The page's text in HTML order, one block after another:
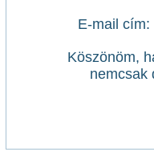
E-mail
Köszönöm,
nemcsak